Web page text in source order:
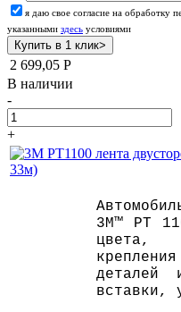
я даю свое согласие на обработку
указанными здесь условиями
2 699,05 Р
В наличии
-
+
3M™ PT
цвета,
деталей
вставки,